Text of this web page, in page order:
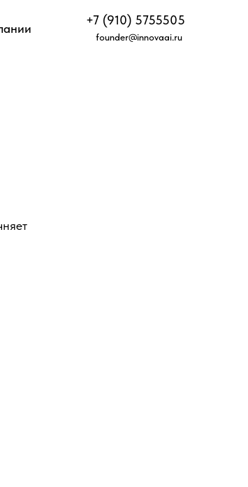
+7 (910) 5755505
founder@innovaai.ru